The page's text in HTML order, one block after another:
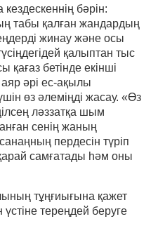
бәрін:
табы қалған жандардың
жинау және осы
қалыптан тыс
қағаз бетінде екінші
аяр әрі ес-ақылы
өз әлеміңді жасау. «Өз
ләззатқа шым
сенің жаның
пердесін түріп
самғатады һәм оны
тұңғиығына қажет
үстіне тереңдей беруге